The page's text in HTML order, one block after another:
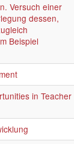
Versuch einer
dessen,
Beispiel
in Teacher